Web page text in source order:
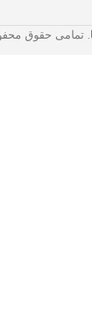
. تمامی حقوق